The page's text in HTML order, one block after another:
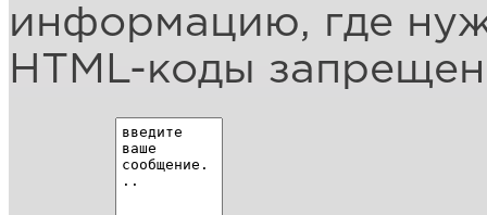
информацию, где
HTML-коды